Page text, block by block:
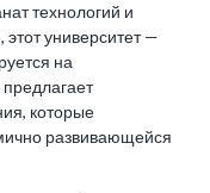
технологий и
университет —
на
которые
развивающейся